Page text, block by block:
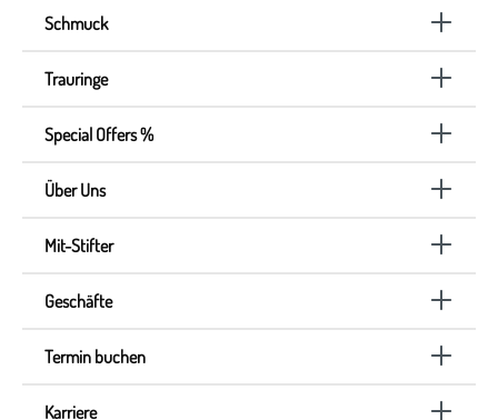
Schmuck
Trauringe
Special Offers %
Über Uns
Mit-Stifter
Geschäfte
Termin buchen
Karriere